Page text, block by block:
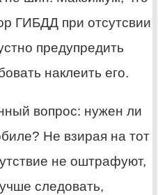
ГИБДД при отсутсвии
предупредить
наклеить его.
вопрос: нужен ли
Не взирая на тот
не оштрафуют,
следовать,